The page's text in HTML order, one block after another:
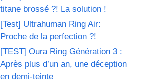
titane brossé ?! La solution !
[Test] Ultrahuman Ring Air:
Proche de la perfection ?!
[TEST] Oura Ring Génération 3 :
Après plus d’un an, une déception
en demi-teinte